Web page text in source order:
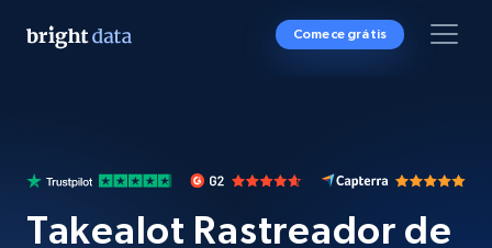
Comece grátis
Takealot Rastreador de